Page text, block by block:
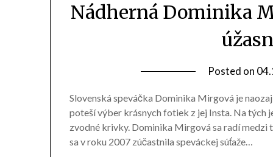
Nádherná Dominika
Posted on
Slovenská speváčka Dominika Mirgová je
poteší výber krásnych fotiek z jej Insta. Na tých
zvodné krivky. Dominika Mirgová sa radí medzi
sa v roku 2007 zúčastnila speváckej súťaže…